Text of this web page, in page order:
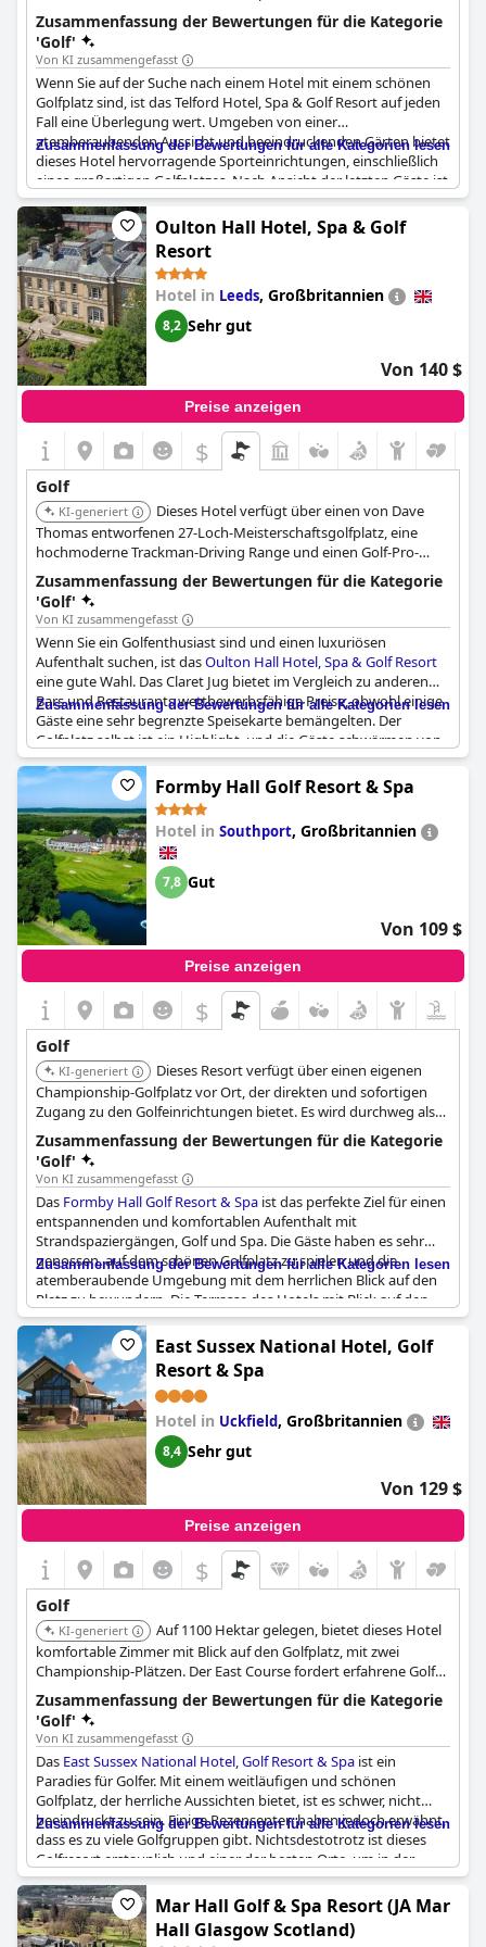
Unterkünfte, was es zu einer großartigen Wahl für einen Golf-
und Wellnessurlaub macht.
Zusammenfassung der Bewertungen für die Kategorie
'Golf'
Von KI zusammengefasst
Wenn Sie auf der Suche nach einem Hotel mit einem schönen
Golfplatz sind, ist das Telford Hotel, Spa & Golf Resort auf jeden
Fall eine Überlegung wert. Umgeben von einer
atemberaubenden Aussicht und beeindruckenden Gärten bietet
dieses Hotel hervorragende Sporteinrichtungen, einschließlich
eines großartigen Golfplatzes. Nach Ansicht der letzten Gäste ist
der Golfplatz wirklich erstklassig, viele bezeichnen ihn als
"ausgezeichnet" oder "großartig". Einige Gäste haben jedoch
angemerkt, dass die großen Golfgruppen manchmal ein wenig
Krawall verursachen können, da einige Mitglieder im Barbereich
etwas zu rüpelhaft und grob werden. Trotzdem sind sich die
meisten Gäste einig, dass das Telford Hotel eine gute Wahl für
diejenigen ist, die ein gutes Essen, eine schöne Landschaft und
natürlich ein hervorragendes Golfspiel suchen.
Zusammenfassung der Bewertungen für alle Kategorien lesen
Oulton Hall Hotel, Spa & Golf
Resort
Hotel in Leeds, Großbritannien
8,2 Sehr gut
Von 140 $
Preise anzeigen
$
Golf
KI-generiert
Dieses Hotel verfügt über einen von Dave
Thomas entworfenen 27-Loch-Meisterschaftsgolfplatz, eine
hochmoderne Trackman-Driving Range und einen Golf-Pro-
Shop. Es bietet sowohl den Calverley- als auch den Hall-Platz, die
Herausforderungen für alle Spielstärken bieten. Das Hotel gilt
als eines der besten in Yorkshire mit 152 Schlafzimmern, einem
hoteleigenen Spa, Restaurant und einer Bar.
Zusammenfassung der Bewertungen für die Kategorie
'Golf'
Von KI zusammengefasst
Wenn Sie ein Golfenthusiast sind und einen luxuriösen
Aufenthalt suchen, ist dasOulton Hall Hotel, Spa & Golf Resort
eine gute Wahl. Das Claret Jug bietet im Vergleich zu anderen
Bars und Restaurants wettbewerbsfähige Preise, obwohl einige
Gäste eine sehr begrenzte Speisekarte bemängelten. Der
Golfplatz selbst ist ein Highlight, und die Gäste schwärmen von
den Mitarbeitern des Golfplatzrestaurants. Wenn Sie kein Golfer
sind, ist das Resort trotzdem eine gute Option für einen kurzen
Aufenthalt, obwohl einige Gäste sich wünschten, sie hätten Zeit
für eine Runde Golf gehabt. Insgesamt scheint das Resort ein
ausgewogenes Angebot sowohl für Golfer als auch für Nicht-
Golfer zu haben, und die Gäste haben es genossen, dort
besondere Anlässe zu feiern.
Zusammenfassung der Bewertungen für alle Kategorien lesen
Formby Hall Golf Resort & Spa
Hotel in Southport, Großbritannien
7,8 Gut
Von 109 $
Preise anzeigen
$
Golf
KI-generiert
Dieses Resort verfügt über einen eigenen
Championship-Golfplatz vor Ort, der direkten und sofortigen
Zugang zu den Golfeinrichtungen bietet. Es wird durchweg als
erstklassiges Golfreiseziel hervorgehoben.
Zusammenfassung der Bewertungen für die Kategorie
'Golf'
Von KI zusammengefasst
Das Formby Hall Golf Resort & Spa ist das perfekte Ziel für einen
entspannenden und komfortablen Aufenthalt mit
Strandspaziergängen, Golf und Spa. Die Gäste haben es sehr
genossen, auf dem schönen Golfplatz zu spielen und die
atemberaubende Umgebung mit dem herrlichen Blick auf den
Platz zu bewundern. Die Terrasse des Hotels mit Blick auf den
Golfplatz ist ein großartiger Ort, um die Landschaft zu genießen,
und der Golfplatz wird gut unterstützt. Trotz des
frühmorgendlichen Lärms durch begeisterte Golfer haben die
Gäste die Einrichtungen im Allgemeinen als gut empfunden,
und der Blick auf den Golfplatz hebt dieses Luxushotel wirklich
hervor. Die Gäste planen bereits ihre Rückkehr im Sommer und
können das Hotel für einen perfekten Golfurlaub nur
empfehlen. Auch wenn Sie kein Golfer sind, ist das
Golf Resort & Spa
bequemem Zugang zu den Zimmern und einem schönen Blick
auf den Golfplatz. Beachten Sie jedoch, dass der Golfplatz nicht
für alle Gäste zugänglich ist und dass es einige Beschwerden
über erhöhte Preise bei besonderen Veranstaltungen wie den
PGA Seniors gegeben hat.
Zusammenfassung der Bewertungen für alle Kategorien lesen
East Sussex National Hotel, Golf
Resort & Spa
Hotel in Uckfield, Großbritannien
8,4 Sehr gut
Von 129 $
Preise anzeigen
$
Golf
KI-generiert
Auf 1100 Hektar gelegen, bietet dieses Hotel
komfortable Zimmer mit Blick auf den Golfplatz, mit zwei
Championship-Plätzen. Der East Course fordert erfahrene Golfer
heraus, und der West Course besticht durch eine herrliche
Landschaft.
Zusammenfassung der Bewertungen für die Kategorie
'Golf'
Von KI zusammengefasst
Das East Sussex National Hotel, Golf Resort & Spa ist ein
Paradies für Golfer. Mit einem weitläufigen und schönen
Golfplatz, der herrliche Aussichten bietet, ist es schwer, nicht
beeindruckt zu sein. Einige Rezensenten haben jedoch erwähnt,
dass es zu viele Golfgruppen gibt. Nichtsdestotrotz ist dieses
Golfresort erstaunlich und einer der besten Orte, um in der
Gegend zu bleiben. Auch das Preis-Leistungs-Verhältnis ist gut.
Abgesehen von den Golfanlagen verfügt das Hotel über einen
Golfclub und bietet Zugang zu Freizeiteinrichtungen. Die
Rezensenten waren begeistert von dem schönen Hotel mit
Zusammenfassung der Bewertungen für alle Kategorien lesen
Mar Hall Golf & Spa Resort (JA Mar
Hall Glasgow Scotland)